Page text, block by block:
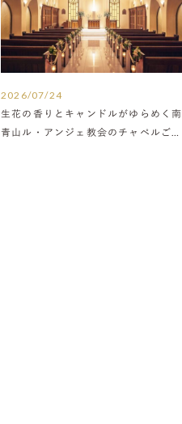
2026/07/24
生花の香りとキャンドルがゆらめく南
青山ル・アンジェ教会のチャペルご紹